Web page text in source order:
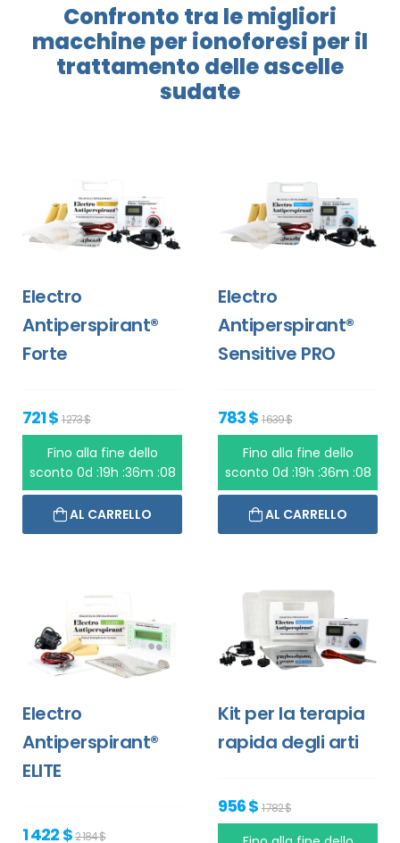
Confronto tra le migliori
macchine per ionoforesi per il
trattamento delle ascelle
sudate
Electro
Antiperspirant®
Forte
721 $1 273 $
Fino alla fine dello
sconto 0d :19h :36m :08
AL CARRELLO
Electro
Antiperspirant®
Sensitive PRO
783 $1 639 $
Fino alla fine dello
sconto 0d :19h :36m :08
AL CARRELLO
Electro
Antiperspirant®
ELITE
1 422 $2 184 $
Kit per la terapia
rapida degli arti
956 $1 782 $